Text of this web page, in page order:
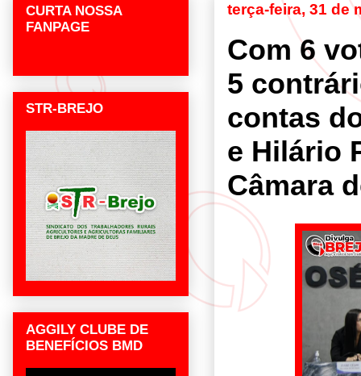
terça-feira, 31 de
Com 6
5
contas
e Hilário
Câmara
CURTA NOSSA
FANPAGE
STR-BREJO
AGGILY CLUBE DE
BENEFÍCIOS BMD